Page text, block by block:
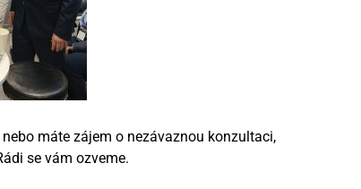
máte zájem o nezávaznou konzultaci,
se vám ozveme.